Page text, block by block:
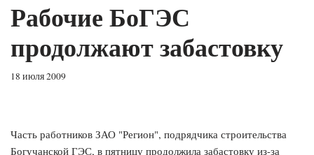
Рабочие БоГЭС
продолжают забастовку
18 июля 2009
Часть работников ЗАО "Регион", подрядчика строительства
Богучанской ГЭС, в пятницу продолжила забастовку из-за